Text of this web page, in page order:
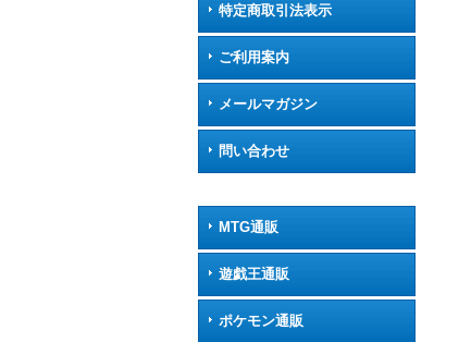
特定商取引法表示
ご利用案内
メールマガジン
問い合わせ
MTG通販
遊戯王通販
ポケモン通販